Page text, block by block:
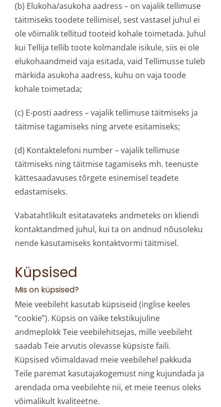
(b) Elukoha/asukoha aadress – on vajalik tellimuse
täitmiseks toodete tellimisel, sest vastasel juhul ei
ole võimalik tellitud tooteid kohale toimetada. Juhul
kui Tellija tellib toote kolmandale isikule, siis ei ole
elukohaandmeid vaja esitada, vaid Tellimusse tuleb
märkida asukoha aadress, kuhu on vaja toode
kohale toimetada;
(c) E-posti aadress – vajalik tellimuse täitmiseks ja
täitmise tagamiseks ning arvete esitamiseks;
(d) Kontaktelefoni number – vajalik tellimuse
täitmiseks ning täitmise tagamiseks mh. teenuste
kättesaadavuses tõrgete esinemisel teadete
edastamiseks.
Vabatahtlikult esitatavateks andmeteks on kliendi
kontaktandmed juhul, kui ta on andnud nõusoleku
nende kasutamiseks kontaktvormi täitmisel.
Küpsised
Mis on küpsised?
Meie veebileht kasutab küpsiseid (inglise keeles
“cookie”). Küpsis on väike tekstikujuline
andmeplokk Teie veebilehitsejas, mille veebileht
saadab Teie arvutis olevasse küpsiste faili.
Küpsised võimaldavad meie veebilehel pakkuda
Teile paremat kasutajakogemust ning kujundada ja
arendada oma veebilehte nii, et meie teenus oleks
võimalikult kvaliteetne.